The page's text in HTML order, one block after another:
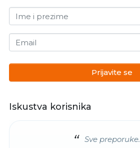
Ime i prezime
Email
Prijavite se
Iskustva korisnika
Sve preporuke.